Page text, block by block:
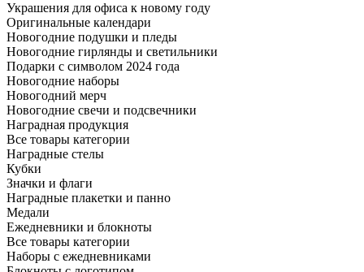
Украшения для офиса к новому году
Оригинальные календари
Новогодние подушки и пледы
Новогодние гирлянды и светильники
Подарки с символом 2024 года
Новогодние наборы
Новогодний мерч
Новогодние свечи и подсвечники
Наградная продукция
Все товары категории
Наградные стелы
Кубки
Значки и флаги
Наградные плакетки и панно
Медали
Ежедневники и блокноты
Все товары категории
Наборы с ежедневниками